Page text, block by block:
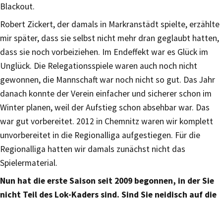
Blackout.
Robert Zickert, der damals in Markranstädt spielte, erzählte
mir später, dass sie selbst nicht mehr dran geglaubt hatten,
dass sie noch vorbeiziehen. Im Endeffekt war es Glück im
Unglück. Die Relegationsspiele waren auch noch nicht
gewonnen, die Mannschaft war noch nicht so gut. Das Jahr
danach konnte der Verein einfacher und sicherer schon im
Winter planen, weil der Aufstieg schon absehbar war. Das
war gut vorbereitet. 2012 in Chemnitz waren wir komplett
unvorbereitet in die Regionalliga aufgestiegen. Für die
Regionalliga hatten wir damals zunächst nicht das
Spielermaterial.
Nun hat die erste Saison seit 2009 begonnen, in der Sie
nicht Teil des Lok-Kaders sind. Sind Sie neidisch auf die